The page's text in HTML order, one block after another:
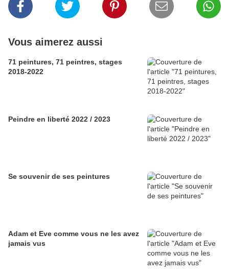
Vous aimerez aussi
71 peintures, 71 peintres, stages
2018-2022
Peindre en liberté 2022 / 2023
Se souvenir de ses peintures
Adam et Eve comme vous ne les avez
jamais vus